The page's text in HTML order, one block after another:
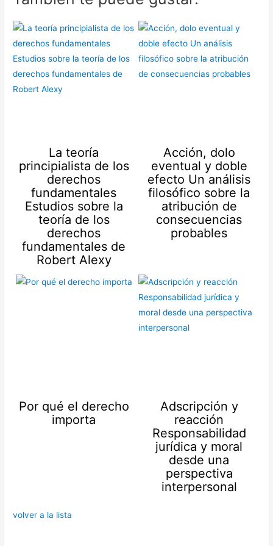
La teoría
principialista de los
derechos
fundamentales
Estudios sobre la
teoría de los
derechos
fundamentales de
Robert Alexy
Acción, dolo
eventual y doble
efecto Un análisis
filosófico sobre la
atribución de
consecuencias
probables
Por qué el derecho
importa
Adscripción y
reacción
Responsabilidad
jurídica y moral
desde una
perspectiva
interpersonal
volver a la lista